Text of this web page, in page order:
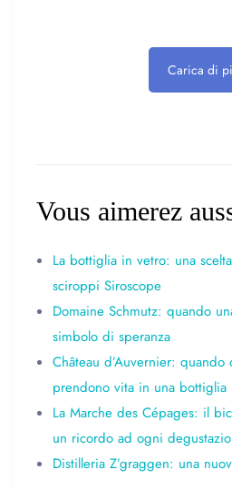
Carica di
Vous aimerez
La bottiglia in vetro: una
sciroppi Siroscope
Domaine Schmutz: quando
simbolo di speranza
Château d’Auvernier:
prendono vita in una bottiglia
La Marche des Cépages: il
un ricordo ad ogni
Distilleria Z’graggen: una